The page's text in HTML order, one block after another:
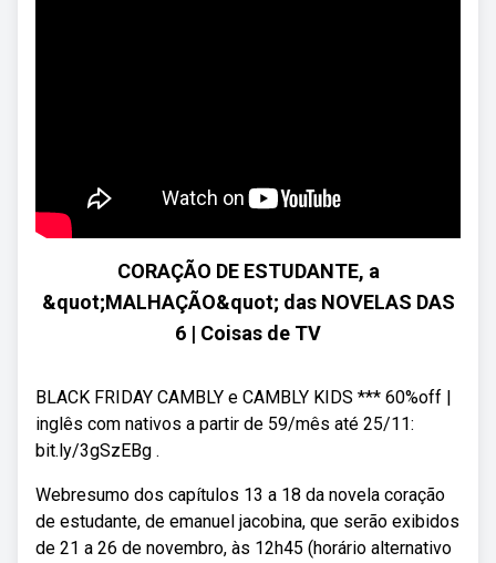
CORAÇÃO DE ESTUDANTE, a
&quot;MALHAÇÃO&quot; das NOVELAS DAS
6 | Coisas de TV
BLACK FRIDAY CAMBLY e CAMBLY KIDS *** 60%off |
inglês com nativos a partir de 59/mês até 25/11:
bit.ly/3gSzEBg .
Webresumo dos capítulos 13 a 18 da novela coração
de estudante, de emanuel jacobina, que serão exibidos
de 21 a 26 de novembro, às 12h45 (horário alternativo